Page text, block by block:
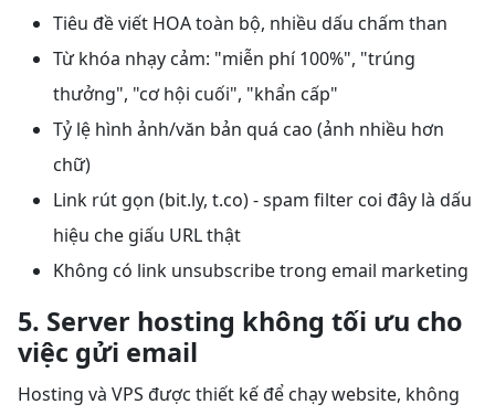
Tiêu đề viết HOA toàn bộ, nhiều dấu chấm than
Từ khóa nhạy cảm: "miễn phí 100%", "trúng
thưởng", "cơ hội cuối", "khẩn cấp"
Tỷ lệ hình ảnh/văn bản quá cao (ảnh nhiều hơn
chữ)
Link rút gọn (bit.ly, t.co) - spam filter coi đây là dấu
hiệu che giấu URL thật
Không có link unsubscribe trong email marketing
5. Server hosting không tối ưu cho
việc gửi email
Hosting và VPS được thiết kế để chạy website, không